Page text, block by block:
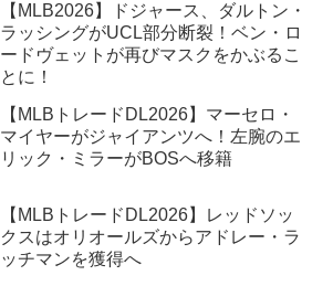
【MLB2026】ドジャース、ダルトン・
ラッシングがUCL部分断裂！ベン・ロ
ードヴェットが再びマスクをかぶるこ
とに！
【MLBトレードDL2026】マーセロ・
マイヤーがジャイアンツへ！左腕のエ
リック・ミラーがBOSへ移籍
【MLBトレードDL2026】レッドソッ
クスはオリオールズからアドレー・ラ
ッチマンを獲得へ